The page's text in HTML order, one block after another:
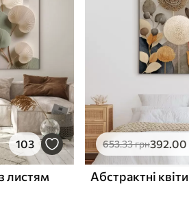
103
листям
653.33грн392.00
Абстрактні квіти